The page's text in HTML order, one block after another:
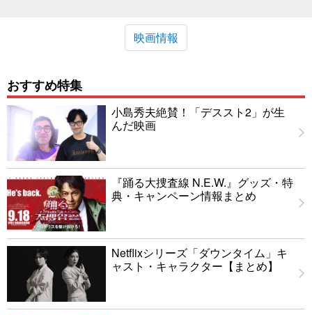
映画情報
おすすめ特集
小島秀夫絶賛！「デススト2」が生
んだ映画
『踊る大捜査線 N.E.W.』グッズ・特
典・キャンペーン情報まとめ
Netflixシリーズ「ダウンタイム」キ
ャスト・キャラクター【まとめ】